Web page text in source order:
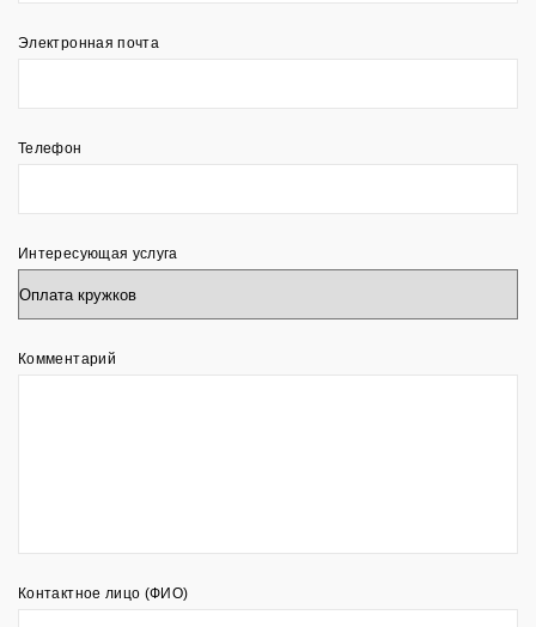
Электронная почта
Телефон
Интересующая услуга
Комментарий
Контактное лицо (ФИО)